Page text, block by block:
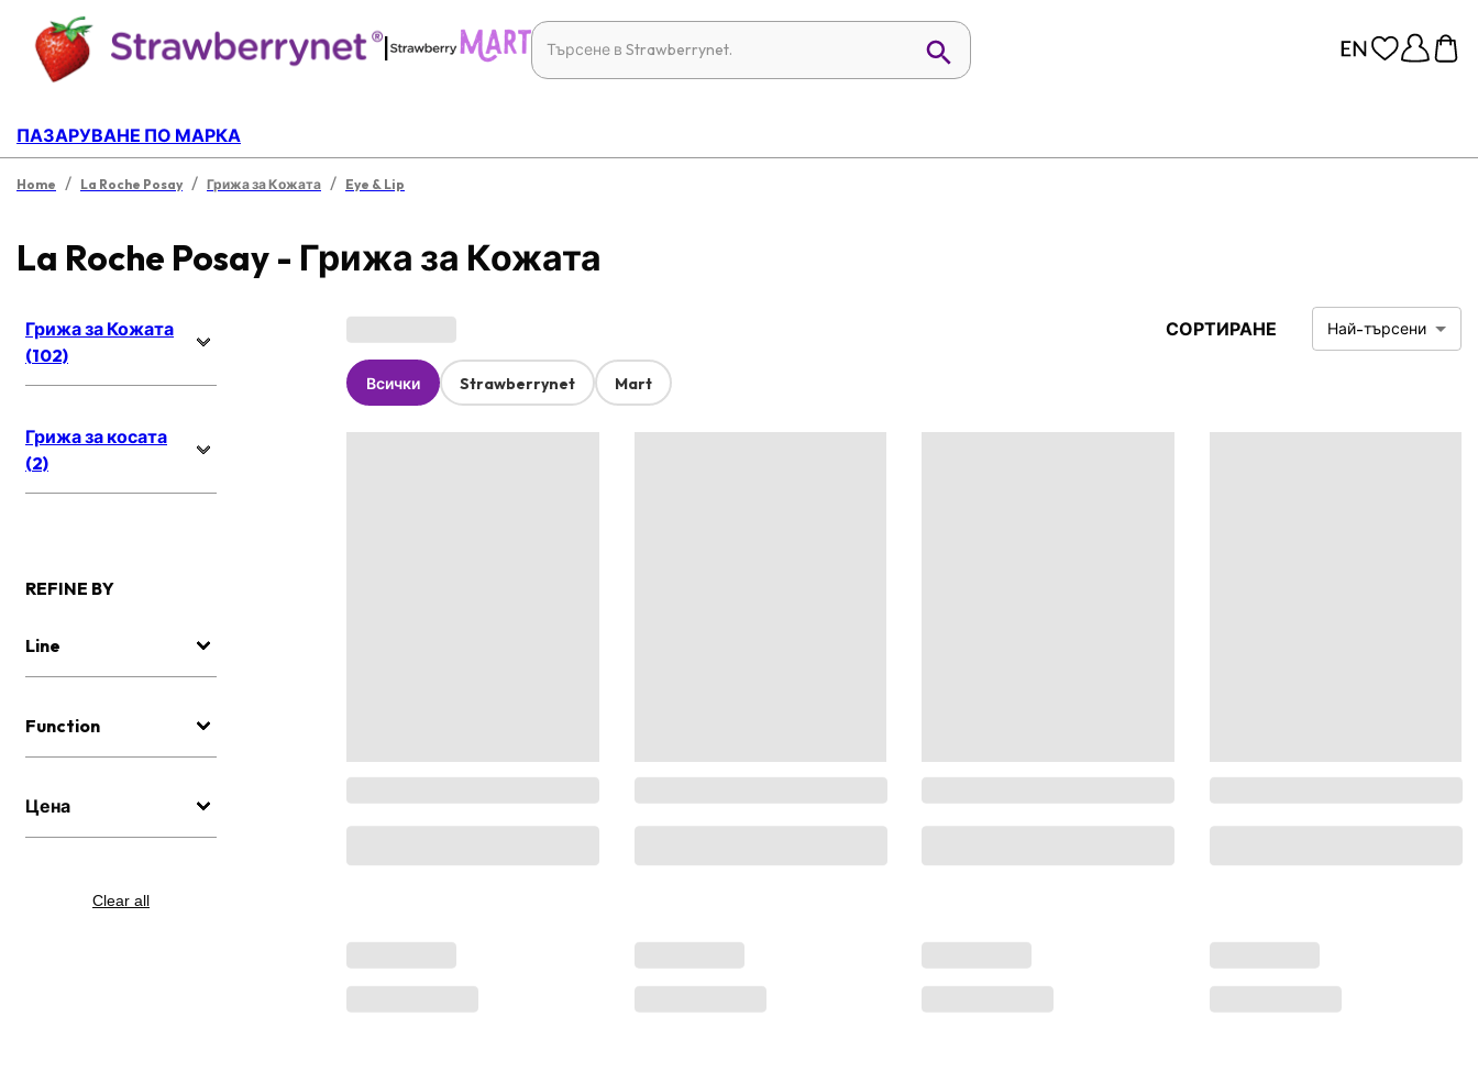
|
ПАЗАРУВАНЕ ПО МАРКА
Home / La Roche Posay / Грижа за Кожата / Eye & Lip
La Roche Posay - Грижа за Кожата
Грижа за Кожата
(102)
Грижа за косата
(2)
REFINE BY
Line
Function
Цена
Clear all
СОРТИРАНЕ Най-търсени
Всички Strawberrynet Mart